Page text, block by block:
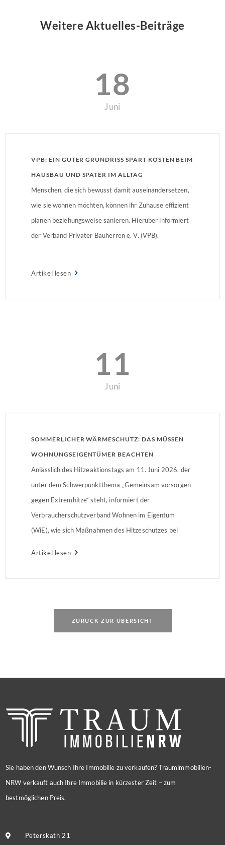
Weitere Aktuelles-Beiträge
18
Juni
VPB: EIN GUTER GRUNDRISS SPART KOSTEN BEIM
HAUSBAU UND SPÄTER IM ALLTAG
Menschen, die sich bewusst damit auseinandersetzen,
wie sie wohnen möchten, können ihr Zuhause effizient
planen beziehungsweise sanieren. Hierüber informiert
der Verband Privater Bauherren e. V. (VPB).
Artikel lesen
11
Juni
SOMMERLICHER WÄRMESCHUTZ: DAS MÜSSEN
WOHNUNGSEIGENTÜMER BEACHTEN
Anlässlich des Hitzeaktionstags am 11. Juni 2026, der
unter dem Schwerpunktthema „Gemeinsam vorsorgen
gegen Extremhitze“ steht, informiert der
Verbraucherschutzverband Wohnen im Eigentum
(WiE), wie sich Maßnahmen des Hitzeschutzes bei
Artikel lesen
ZURÜCK ZUR ÜBERSICHT
Sie haben den Wunsch Ihre Immobilie zu verkaufen? Traumimmobilien-
NRW verkauft auch Ihre Immobilie in kürzester Zeit – zum
bestmöglichen Preis.
Peterskath 21